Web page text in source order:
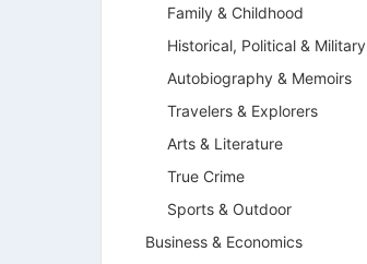
Family & Childhood
Historical, Political & Military
Autobiography & Memoirs
Travelers & Explorers
Arts & Literature
True Crime
Sports & Outdoor
Business & Economics